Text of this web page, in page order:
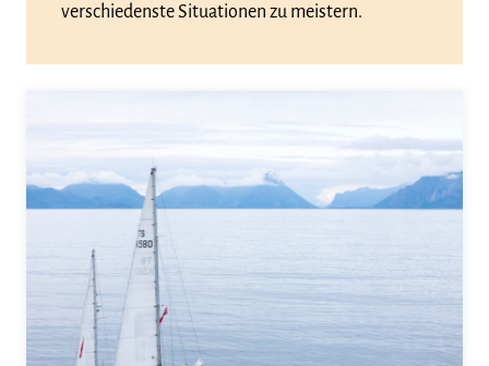
verschiedenste Situationen zu meistern.